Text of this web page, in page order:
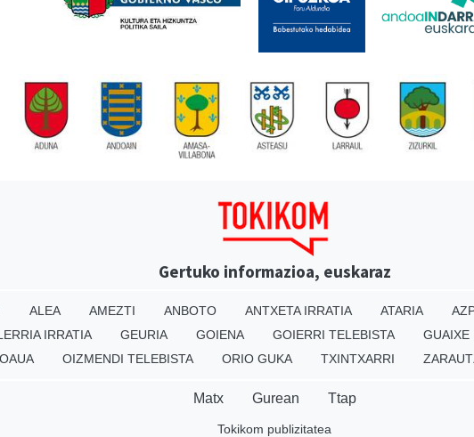
Gertuko informazioa, euskaraz
ALEA AMEZTI ANBOTO ANTXETA IRRATIA ATARIA
IRRATIA GEURIA GOIENA GOIERRI TELEBISTA GUAIXE
OIZMENDI TELEBISTA ORIO GUKA TXINTXARRI
Matx Gurean Ttap
Tokikom publizitatea